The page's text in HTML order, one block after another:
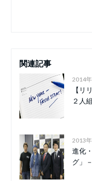
関連記事
2014
【リ
２人
2013
進化
グ」